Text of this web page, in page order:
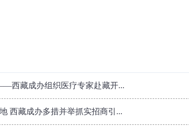
西藏成办组织医疗专家赴藏开...
西藏成办多措并举抓实招商引...